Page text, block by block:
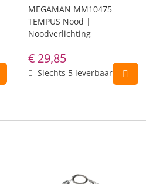
MEGAMAN MM10475
TEMPUS Nood |
Noodverlichting
€ 29,85
Slechts 5 leverbaar